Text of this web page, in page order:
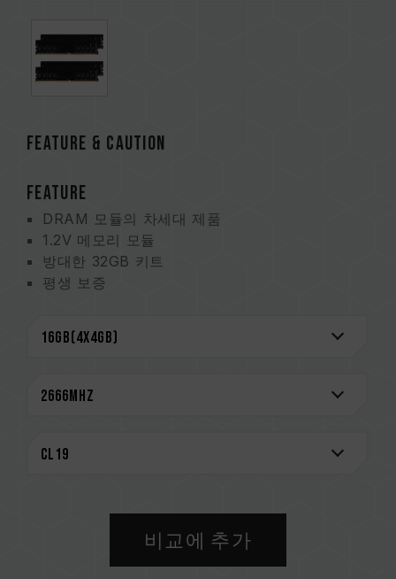
FEATURE & CAUTION
FEATURE
DRAM 모듈의 차세대 제품
1.2V 메모리 모듈
방대한 32GB 키트
평생 보증
CAUTION
메모리 제품을 구매하기 전에, 반드시 메인보드
용량, 주파수, 브랜드, 모델이 상이한 메모리를 혼
지 않을 수 있습니다.
CPU 메모리 컨트롤러(IMC)의 품질과 현재 사용
비교에 추가